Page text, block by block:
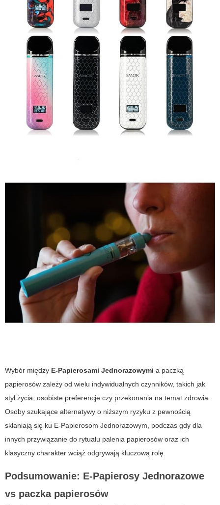
Wybór między E-Papierosami Jednorazowymi a paczką
papierosów zależy od wielu indywidualnych czynników, takich jak
styl życia, osobiste preferencje czy przekonania na temat zdrowia.
Osoby szukające alternatywy o niższym ryzyku z pewnością
skłaniają się ku E-Papierosom Jednorazowym, podczas gdy dla
innych przywiązanie do rytuału palenia papierosów oraz ich
klasyczny charakter wciąż odgrywają kluczową rolę.
Podsumowanie: E-Papierosy Jednorazowe
vs paczka papierosów